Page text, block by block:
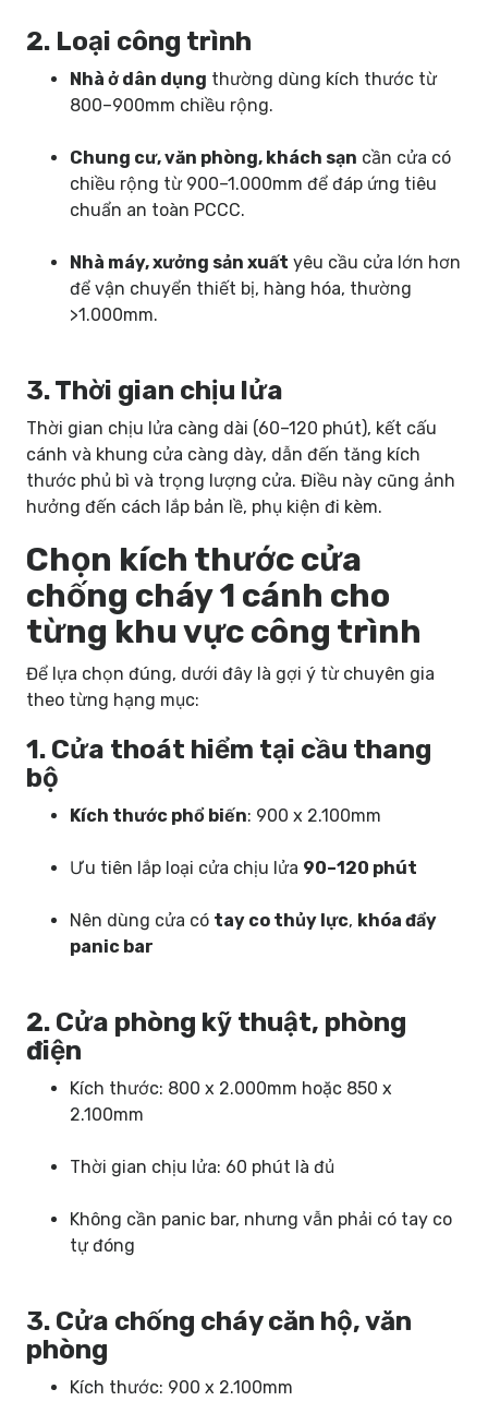
2. Loại công trình
Nhà ở dân dụng thường dùng kích thước từ
800–900mm chiều rộng.
Chung cư, văn phòng, khách sạn cần cửa có
chiều rộng từ 900–1.000mm để đáp ứng tiêu
chuẩn an toàn PCCC.
Nhà máy, xưởng sản xuất yêu cầu cửa lớn hơn
để vận chuyển thiết bị, hàng hóa, thường
>1.000mm.
3. Thời gian chịu lửa
Thời gian chịu lửa càng dài (60–120 phút), kết cấu
cánh và khung cửa càng dày, dẫn đến tăng kích
thước phủ bì và trọng lượng cửa. Điều này cũng ảnh
hưởng đến cách lắp bản lề, phụ kiện đi kèm.
Chọn kích thước cửa
chống cháy 1 cánh cho
từng khu vực công trình
Để lựa chọn đúng, dưới đây là gợi ý từ chuyên gia
theo từng hạng mục:
1. Cửa thoát hiểm tại cầu thang
bộ
Kích thước phổ biến: 900 x 2.100mm
Ưu tiên lắp loại cửa chịu lửa 90–120 phút
Nên dùng cửa có tay co thủy lực, khóa đẩy
panic bar
2. Cửa phòng kỹ thuật, phòng
điện
Kích thước: 800 x 2.000mm hoặc 850 x
2.100mm
Thời gian chịu lửa: 60 phút là đủ
Không cần panic bar, nhưng vẫn phải có tay co
tự đóng
3. Cửa chống cháy căn hộ, văn
phòng
Kích thước: 900 x 2.100mm